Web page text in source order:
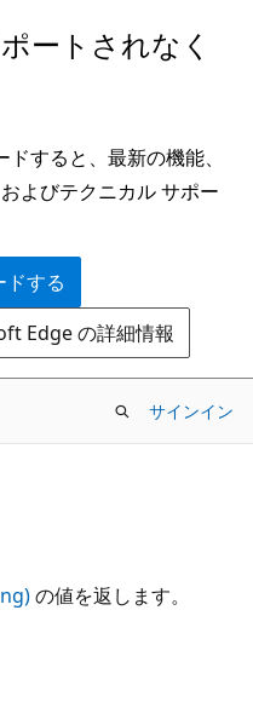
ートされなく
すると、最新の機能、
よびテクニカル サポー
する
Edge の詳細情報
サインイン
の値を返します。